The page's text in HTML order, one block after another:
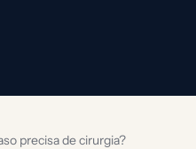
precisa de cirurgia?